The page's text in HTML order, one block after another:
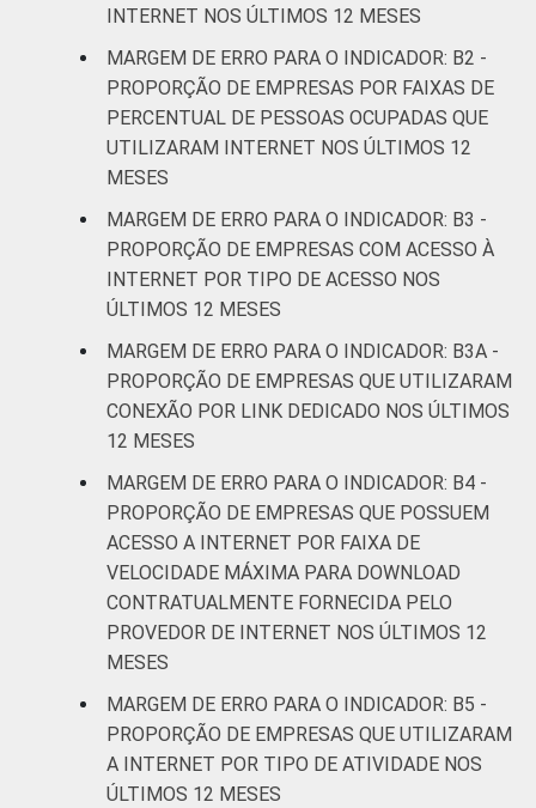
armazenagem
e correio
4,1 4,2
Alojamento e
Atividades
imobiliárias;
Atividades
científicas e
técnicas;
Atividades
e serviços
complentares
4,6 4,7
Informação e
Comunicação
4,4 4,5
recreação;
Outras
atividades de
serviços
4,3 4,3
INTERNET NOS ÚLTIMOS 12 MESES
MARGEM DE ERRO PARA O INDICADOR: B2 -
PROPORÇÃO DE EMPRESAS POR FAIXAS DE
PERCENTUAL DE PESSOAS OCUPADAS QUE
UTILIZARAM INTERNET NOS ÚLTIMOS 12
MESES
MARGEM DE ERRO PARA O INDICADOR: B3 -
PROPORÇÃO DE EMPRESAS COM ACESSO À
INTERNET POR TIPO DE ACESSO NOS
ÚLTIMOS 12 MESES
MARGEM DE ERRO PARA O INDICADOR: B3A -
PROPORÇÃO DE EMPRESAS QUE UTILIZARAM
CONEXÃO POR LINK DEDICADO NOS ÚLTIMOS
12 MESES
MARGEM DE ERRO PARA O INDICADOR: B4 -
PROPORÇÃO DE EMPRESAS QUE POSSUEM
ACESSO A INTERNET POR FAIXA DE
VELOCIDADE MÁXIMA PARA DOWNLOAD
CONTRATUALMENTE FORNECIDA PELO
PROVEDOR DE INTERNET NOS ÚLTIMOS 12
MESES
MARGEM DE ERRO PARA O INDICADOR: B5 -
PROPORÇÃO DE EMPRESAS QUE UTILIZARAM
A INTERNET POR TIPO DE ATIVIDADE NOS
ÚLTIMOS 12 MESES